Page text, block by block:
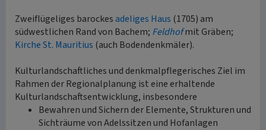
Zweiflügeliges barockesadeliges Haus (1705) am
südwestlichen Rand von Bachem; Feldhofmit Gräben;
Kirche St. Mauritius (auch Bodendenkmäler).
Kulturlandschaftliches und denkmalpflegerisches Ziel im
Rahmen der Regionalplanung ist eine erhaltende
Kulturlandschaftsentwicklung, insbesondere
Bewahren und Sichern der Elemente, Strukturen und
Sichträume von Adelssitzen und Hofanlagen